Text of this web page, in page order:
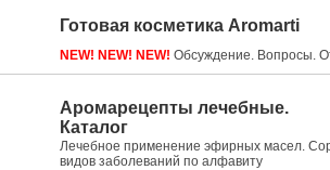
Готовая косметика Aromarti
NEW! NEW! NEW! Обсуждение. Вопросы.
Аромарецепты лечебные.
Каталог
Лечебное применение эфирных масел.
видов заболеваний по алфавиту